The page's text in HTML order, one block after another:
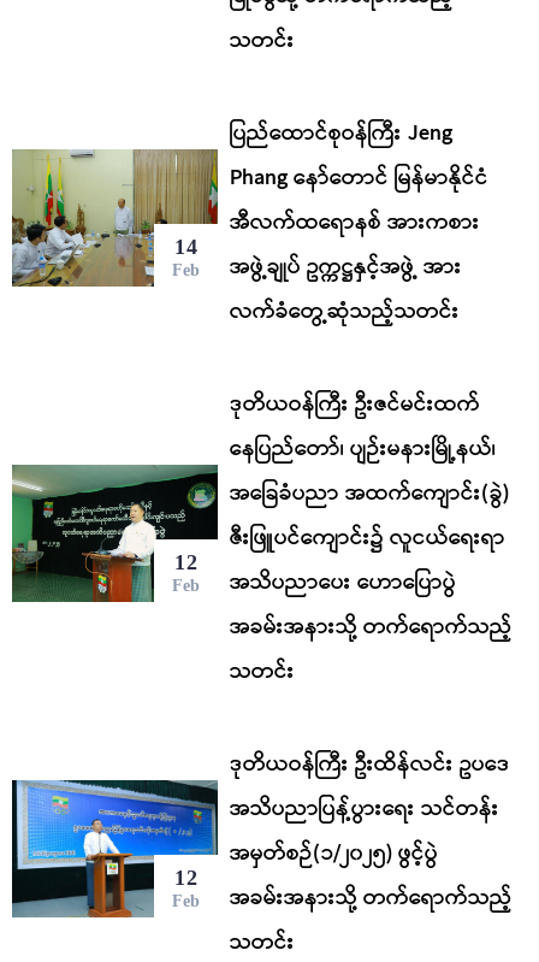
သတင်း
14
Feb
ပြည်ထောင်စုဝန်ကြီး Jeng
Phang နော်တောင် မြန်မာနိုင်ငံ
အီလက်ထရောနစ် အားကစား
အဖွဲ့ချုပ် ဥက္ကဋ္ဌနှင့်အဖွဲ့ အား
လက်ခံတွေ့ဆုံသည့်သတင်း
12
Feb
ဒုတိယဝန်ကြီး ဦးဇင်မင်းထက်
နေပြည်တော်၊ ပျဉ်းမနားမြို့နယ်၊
အခြေခံပညာ အထက်ကျောင်း(ခွဲ)
ဇီးဖြူပင်ကျောင်း၌ လူငယ်ရေးရာ
အသိပညာပေး ဟောပြောပွဲ
အခမ်းအနားသို့ တက်ရောက်သည့်
သတင်း
12
Feb
ဒုတိယဝန်ကြီး ဦးထိန်လင်း ဥပဒေ
အသိပညာပြန့်ပွားရေး သင်တန်း
အမှတ်စဉ်(၁/၂၀၂၅) ဖွင့်ပွဲ
အခမ်းအနားသို့ တက်ရောက်သည့်
သတင်း